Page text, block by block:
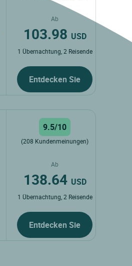
Ab
103.98 USD
1 Übernachtung, 2 Reisende
Entdecken Sie
9.5/10
(208 Kundenmeinungen)
Ab
138.64 USD
1 Übernachtung, 2 Reisende
Entdecken Sie